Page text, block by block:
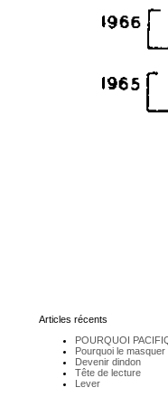
Articles récents
POURQUOI
Pourquoi le masquer
Devenir dindon
Tête de lecture
Lever